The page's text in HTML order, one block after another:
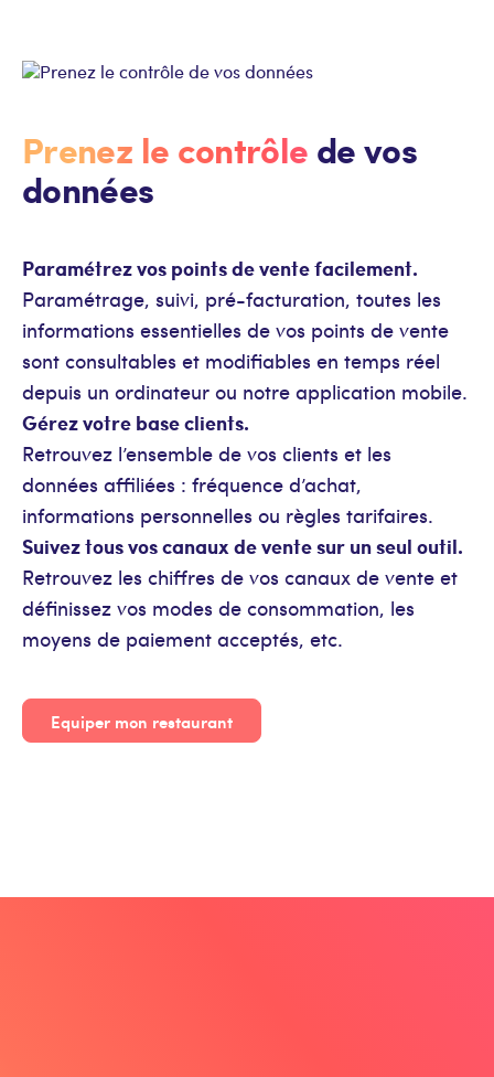
Prenez le contrôlede vos
données
Paramétrez vos points de vente facilement.
Paramétrage, suivi, pré-facturation, toutes les
informations essentielles de vos points de vente
sont consultables et modifiables en temps réel
depuis un ordinateur ou notre application mobile.
Gérez votre base clients.
Retrouvez l’ensemble de vos clients et les
données affiliées : fréquence d’achat,
informations personnelles ou règles tarifaires.
Suivez tous vos canaux de vente sur un seul outil.
Retrouvez les chiffres de vos canaux de vente et
définissez vos modes de consommation, les
moyens de paiement acceptés, etc.
Equiper mon restaurant